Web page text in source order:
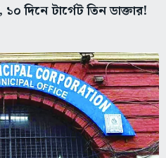
দিনে টার্গেট তিন ডাক্তার!